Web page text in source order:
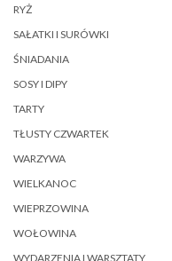
RYŻ
SAŁATKI I SURÓWKI
ŚNIADANIA
SOSY I DIPY
TARTY
TŁUSTY CZWARTEK
WARZYWA
WIELKANOC
WIEPRZOWINA
WOŁOWINA
WYDARZENIA I WARSZTATY